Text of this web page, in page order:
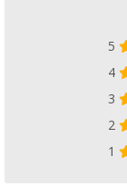
5
4
3
2
1